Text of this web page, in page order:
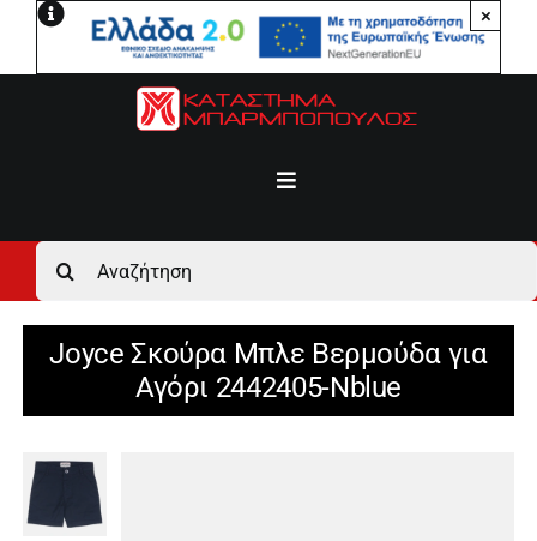
Μετάβαση
×
Toggle
Αρχική
Ανδρικά
Αγόρι
Αναζήτηση
για:
Joyce Σκούρα Μπλε Βερμούδα για
Αγόρι 2442405-Nblue